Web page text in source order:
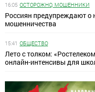
16:05 ОСТОРОЖНО, МОШЕННИКИ
Россиян предупреждают о
мошенничества
15:41 ОБЩЕСТВО
Лето с толком:
онлайн-интенсивы для